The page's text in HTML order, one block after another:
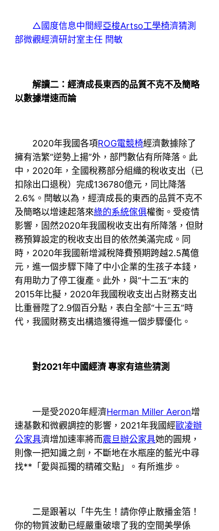
△國度信息中間經亞梭Artso工學椅濟猜測
部微觀經濟研討室主任 閆敏
解讀二：經濟成長東西的品質不克不及簡略
以數據增速而論
2020年我國各項ROG電競椅經濟數據除了
擁有浩繁“逆勢上揚”外，部門數佔有所降落。此
中，2020年，全國稅務部分組織的稅收支出（已
扣除出口退稅）完成136780億元，同比降落
2.6%。閆敏以為，經濟成長的東西的品質不克不
及簡略以增速起落來綠的系統傢俱權衡。受疫情
影響，固然2020年我國稅收支出有所降落，但財
務預算設定的稅收支出目的依然美滿完成。同
時，2020年我國新增減稅降費預期跨越2.5萬億
元，進一個步驟下降了中小企業的生孩子本錢，
有用助力了停工復產。此外，與“十二五”末的
2015年比擬，2020年我國稅收支出占財務支出
比重晉陞了2.9個百分點，表白全部“十三五”時
代，我國財務支出構造獲得進一個步驟優化。
對2021年中國經濟 專家有這些猜測
一是受2020年經濟Herman Miller Aeron增
速基數和微觀調控的影響，2021年我國經歐凌辦
公家具濟增加速率將而震旦辦公家具她的圓規，
則像一把知識之劍，不斷地在水瓶座的藍光中尋
找**「愛與孤獨的精確交點」。有所進步。
二是跟著以「牛先生！請你停止散播金箔！
你的物質波動已經嚴重破壞了我的空間美學係